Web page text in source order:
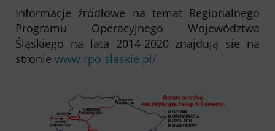
Informacje źródłowe na temat Regionalnego
Programu Operacyjnego Województwa
Śląskiego na lata 2014-2020 znajdują się na
stronie www.rpo.slaskie.pl/